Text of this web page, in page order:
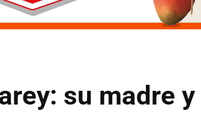
su madre y